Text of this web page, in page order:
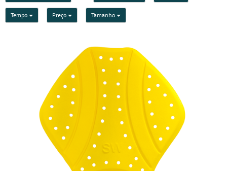
Tempo Preço Tamanho